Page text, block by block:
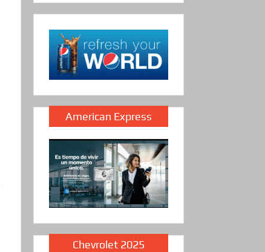
American Express
Chevrolet 2025